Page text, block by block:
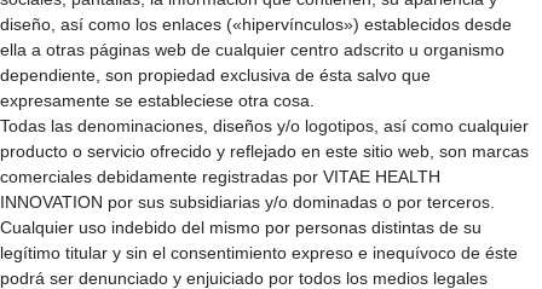
diseño, así como los enlaces («hipervínculos») establecidos desde
ella a otras páginas web de cualquier centro adscrito u organismo
dependiente, son propiedad exclusiva de ésta salvo que
expresamente se estableciese otra cosa.
Todas las denominaciones, diseños y/o logotipos, así como cualquier
producto o servicio ofrecido y reflejado en este sitio web, son marcas
comerciales debidamente registradas por VITAE HEALTH
INNOVATION por sus subsidiarias y/o dominadas o por terceros.
Cualquier uso indebido del mismo por personas distintas de su
legítimo titular y sin el consentimiento expreso e inequívoco de éste
podrá ser denunciado y enjuiciado por todos los medios legales